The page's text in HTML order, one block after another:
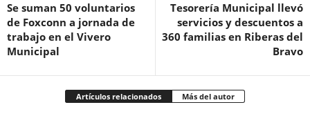
Se suman 50 voluntarios
de Foxconn a jornada de
trabajo en el Vivero
Municipal
Tesorería Municipal llevó
servicios y descuentos a
360 familias en Riberas del
Bravo
Artículos relacionados Más del autor